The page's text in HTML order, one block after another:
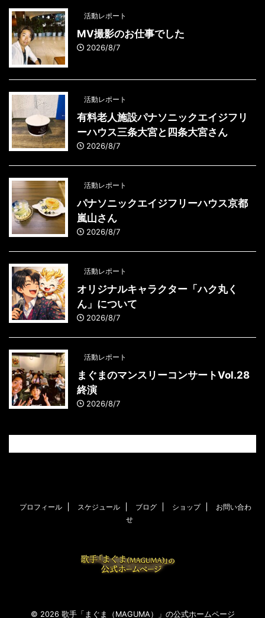
活動レポート
MV撮影のお仕事でした
2026/8/7
活動レポート
有料老人施設パナソニックエイジフリ
ーハウス三条大宮と四条大宮さん
2026/8/7
活動レポート
パナソニックエイジフリーハウス京都
嵐山さん
2026/8/7
活動レポート
オリジナルキャラクター「ハク丸く
ん」について
2026/8/7
活動レポート
まぐまのマンスリーコンサートVol.28
終演
2026/8/7
プロフィール スケジュール ブログ ショップ
お問い合わ
せ
© 2026 歌手「まぐま（MAGUMA）」の公式ホームページ